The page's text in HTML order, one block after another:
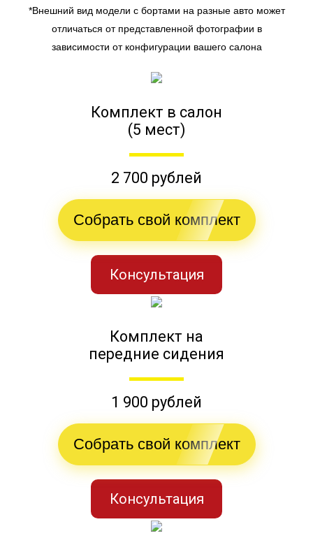
*Внешний вид модели с бортами на разные авто может
отличаться от представленной фотографии в
зависимости от конфигурации вашего салона
Комплект в салон
(5 мест)
2 700 рублей
Собрать свой комплект
Консультация
Комплект на
передние сидения
1 900 рублей
Собрать свой комплект
Консультация